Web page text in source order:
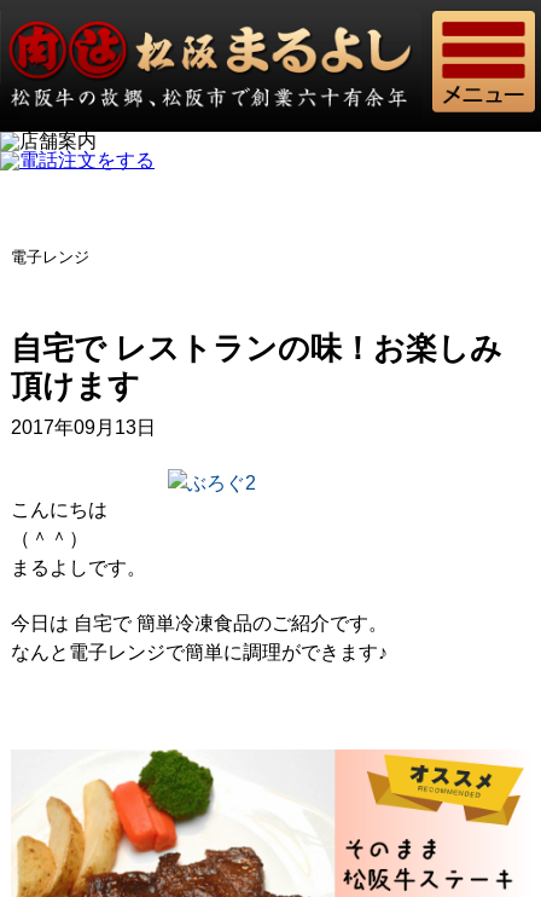
電子レンジ
自宅で レストランの味！お楽しみ
頂けます
2017年09月13日
こんにちは
（＾＾）
まるよしです。
今日は 自宅で 簡単冷凍食品のご紹介です。
なんと電子レンジで簡単に調理ができます♪